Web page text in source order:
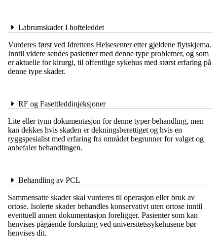
Labrumskader I hofteleddet
Vurderes først ved Idrettens Helsesenter etter gjeldene flytskjema.
Inntil videre sendes pasienter med denne type problemer, og som
er aktuelle for kirurgi, til offentlige sykehus med størst erfaring på
denne type skader.
RF og Fasettleddinjeksjoner
Lite eller tynn dokumentasjon for denne typer behandling, men
kan dekkes hvis skaden er dekningsberettiget og hvis en
ryggspesialist med erfaring fra området begrunner for valget og
anbefaler behandlingen.
Behandling av PCL
Sammensatte skader skal vurderes til operasjon eller bruk av
ortose. Isolerte skader behandles konservativt uten ortose inntil
eventuell annen dokumentasjon foreligger. Pasienter som kan
henvises pågående forskning ved universitetssykehusene bør
henvises dit.